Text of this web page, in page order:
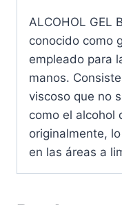
ALCOHOL GEL
conocido como
empleado para
manos.
viscoso que no
como el alcohol
originalmente,
en las áreas a